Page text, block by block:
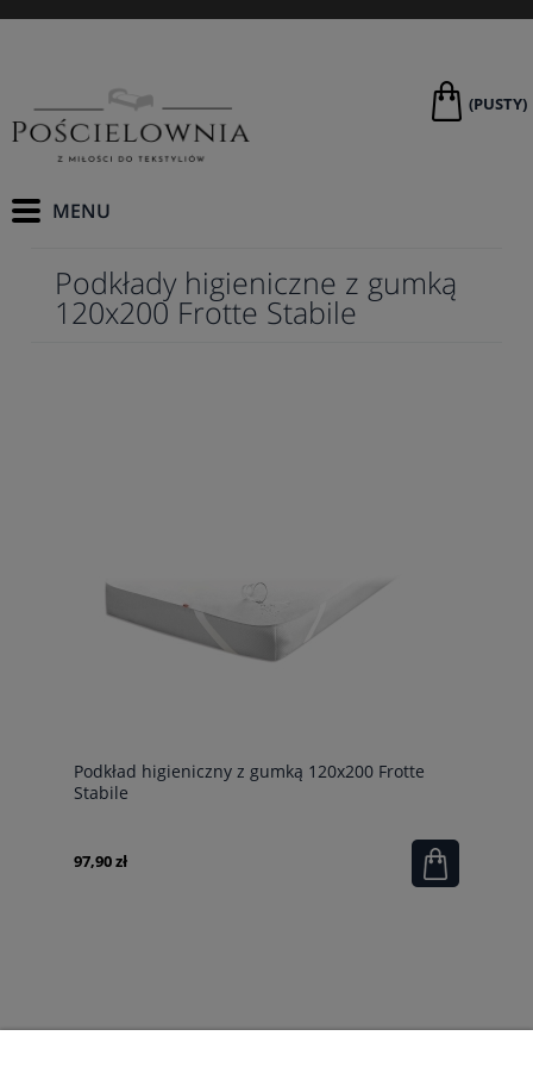
(PUSTY)
Podkłady higieniczne z gumką
120x200 Frotte Stabile
Podkład higieniczny z gumką 120x200 Frotte
Stabile
97,90 zł